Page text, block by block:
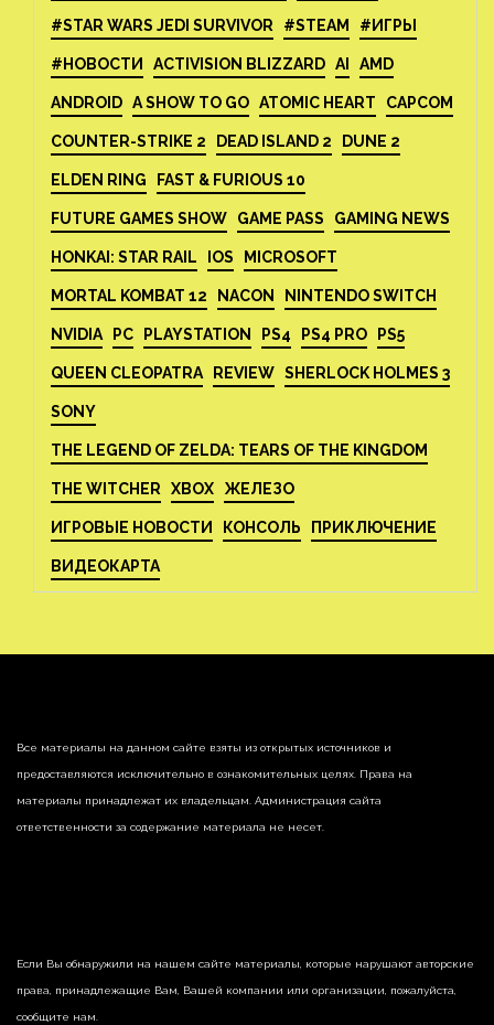
#STAR WARS JEDI SURVIVOR #STEAM #ИГРЫ
#НОВОСТИ ACTIVISION BLIZZARD AI AMD
ANDROID A SHOW TO GO ATOMIC HEART CAPCOM
COUNTER-STRIKE 2 DEAD ISLAND 2 DUNE 2
ELDEN RING FAST & FURIOUS 10
FUTURE GAMES SHOW GAME PASS GAMING NEWS
HONKAI: STAR RAIL IOS MICROSOFT
MORTAL KOMBAT 12 NACON NINTENDO SWITCH
NVIDIA PC PLAYSTATION PS4 PS4 PRO PS5
QUEEN CLEOPATRA REVIEW SHERLOCK HOLMES 3
SONY
THE LEGEND OF ZELDA: TEARS OF THE KINGDOM
THE WITCHER XBOX ЖЕЛЕЗО
ИГРОВЫЕ НОВОСТИ КОНСОЛЬ ПРИКЛЮЧЕНИЕ
ВИДЕОКАРТА
Все материалы на данном сайте взяты из открытых источников и
предоставляются исключительно в ознакомительных целях. Права на
материалы принадлежат их владельцам. Администрация сайта
ответственности за содержание материала не несет.
Если Вы обнаружили на нашем сайте материалы, которые нарушают авторские
права, принадлежащие Вам, Вашей компании или организации, пожалуйста,
сообщите нам.